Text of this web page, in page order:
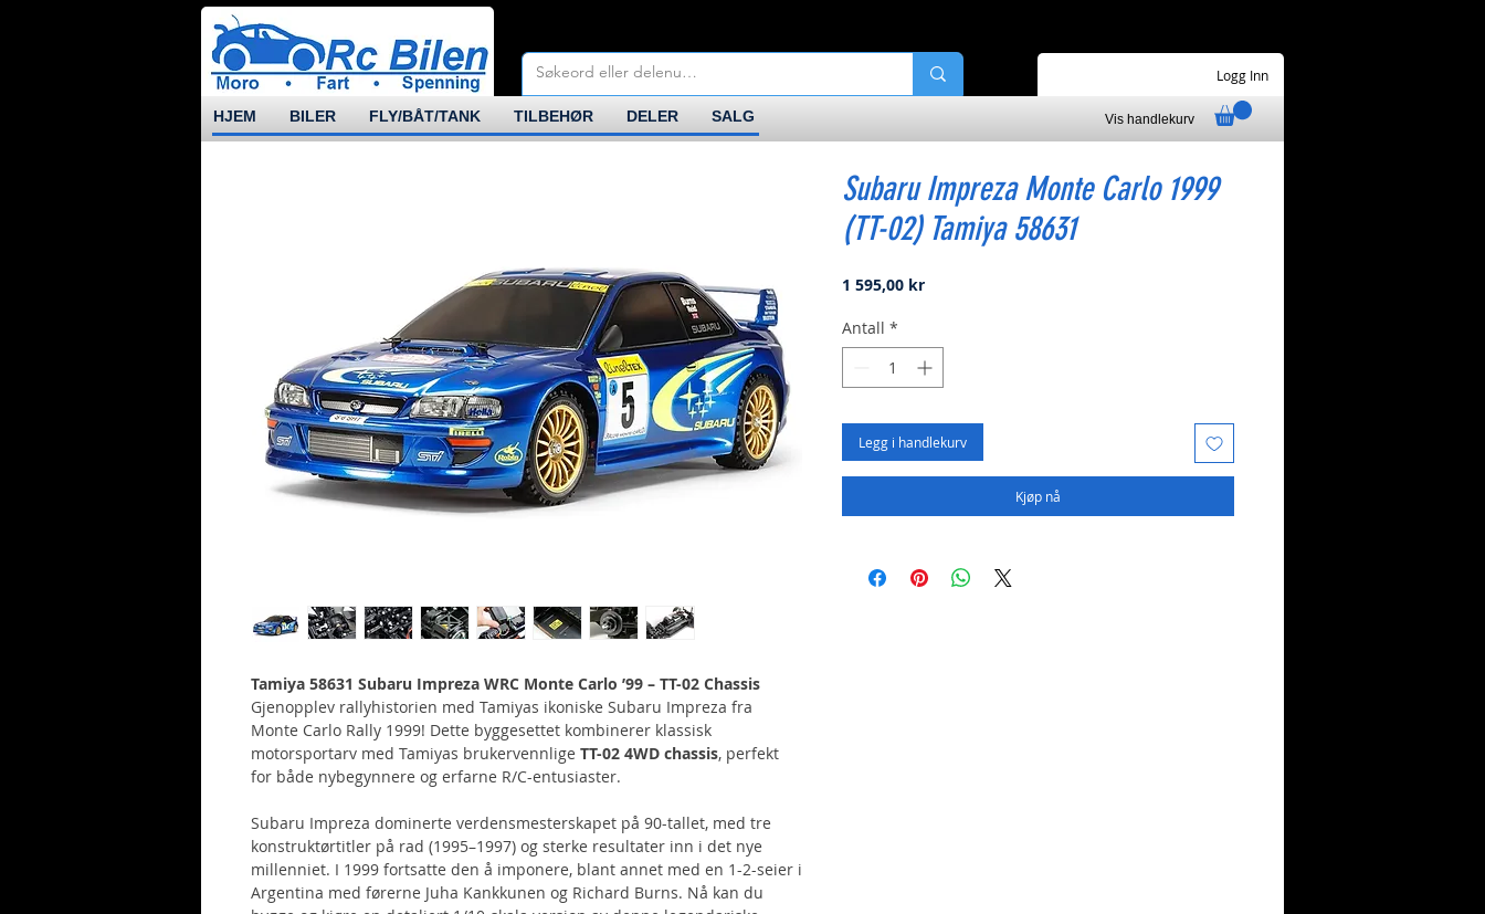
Logg Inn
HJEM BILER FLY/BÅT/TANK TILBEHØR DELER SALG Vis handlekurv
Tamiya 58631 Subaru Impreza WRC Monte Carlo ’99 – TT-02 Chassis
Gjenopplev rallyhistorien med Tamiyas ikoniske Subaru Impreza fra
Monte Carlo Rally 1999! Dette byggesettet kombinerer klassisk
motorsportarv med Tamiyas brukervennlige TT-02 4WD chassis, perfekt
for både nybegynnere og erfarne R/C-entusiaster.
Subaru Impreza dominerte verdensmesterskapet på 90-tallet, med tre
konstruktørtitler på rad (1995–1997) og sterke resultater inn i det nye
millenniet. I 1999 fortsatte den å imponere, blant annet med en 1-2-seier i
Argentina med førerne Juha Kankkunen og Richard Burns. Nå kan du
Subaru Impreza Monte Carlo 1999
(TT-02) Tamiya 58631
1 595,00 krPris
Antall *
Legg i handlekurv
Kjøp nå